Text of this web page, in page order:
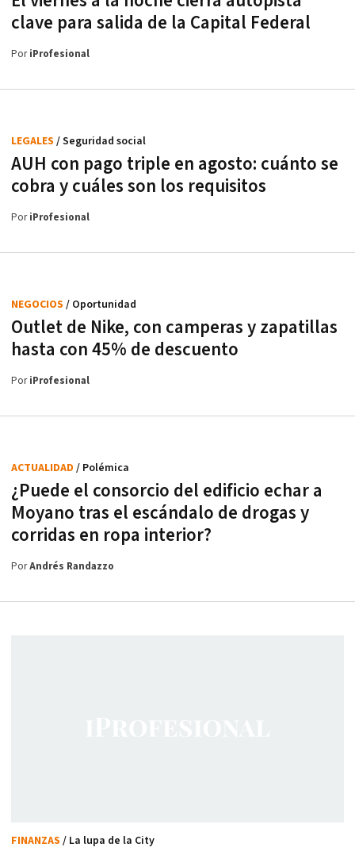
clave para salida de la Capital Federal
PoriProfesional
AUH con pago triple en agosto: cuánto se
cobra y cuáles son los requisitos
LEGALES / Seguridad social
PoriProfesional
Outlet de Nike, con camperas y zapatillas
hasta con 45% de descuento
NEGOCIOS / Oportunidad
PoriProfesional
¿Puede el consorcio del edificio echar a
Moyano tras el escándalo de drogas y
corridas en ropa interior?
ACTUALIDAD / Polémica
PorAndrés Randazzo
FINANZAS / La lupa de la City